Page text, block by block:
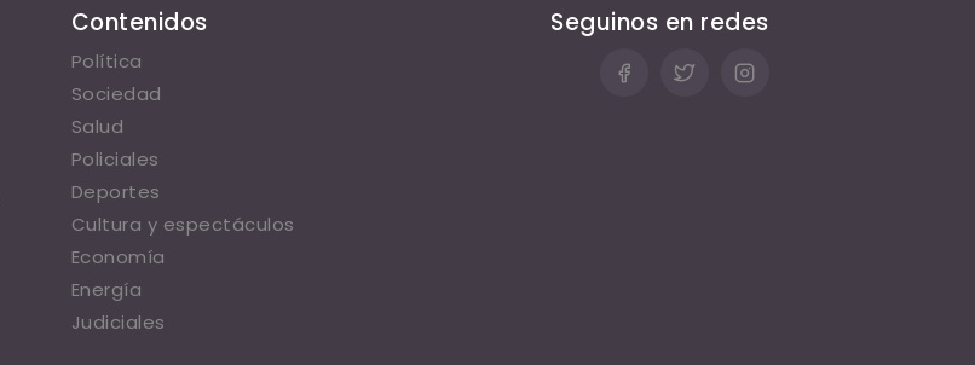
Contenidos
Política
Sociedad
Salud
Policiales
Deportes
Cultura y espectáculos
Economía
Energía
Judiciales
Seguinos en redes